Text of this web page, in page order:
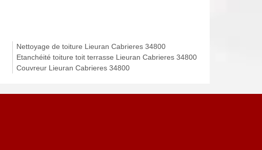
Nettoyage de toiture Lieuran Cabrieres 34800
Etanchéité toiture toit terrasse Lieuran Cabrieres 34800
Couvreur Lieuran Cabrieres 34800